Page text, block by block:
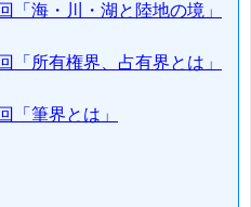
「海・川・湖と陸地の境」
「所有権界、占有界とは」
「筆界とは」